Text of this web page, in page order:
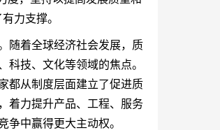
力支撑。
随着全球经济社会发展，质
技、文化等领域的焦点。
都从制度层面建立了促进质
着力提升产品、工程、服务
中赢得更大主动权。